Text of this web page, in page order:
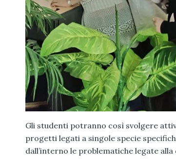
Gli studenti potranno così svolgere
progetti legati a singole specie
dall’interno le problematiche legate